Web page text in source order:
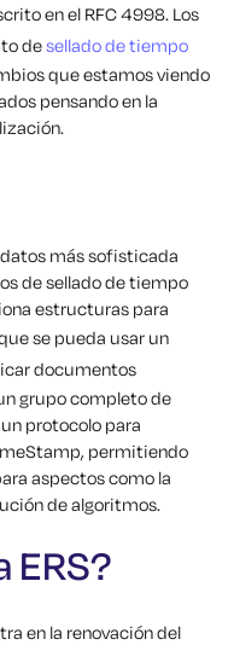
en el RFC 4998. Los
desellado de tiempo
que estamos viendo
pensando en la
más sofisticada
de sellado de tiempo
estructuras para
se pueda usar un
documentos
grupo completo de
protocolo para
permitiendo
aspectos como la
de algoritmos.
en la renovación del